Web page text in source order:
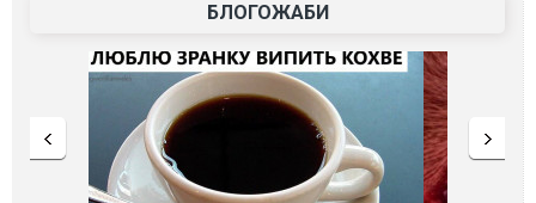
БЛОГОЖАБИ